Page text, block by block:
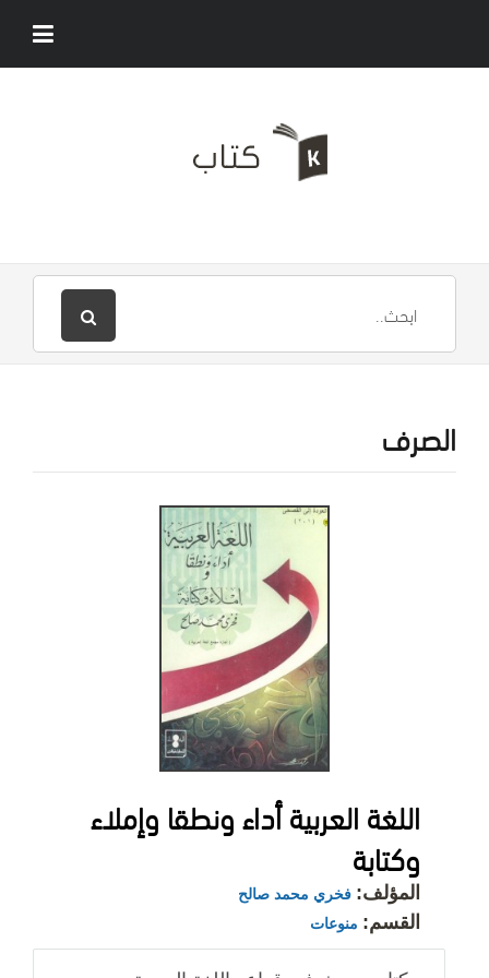
الصرف
اللغة العربية أداء ونطقا وإملاء
وكتابة
المؤلف: فخري محمد صالح
القسم: منوعات